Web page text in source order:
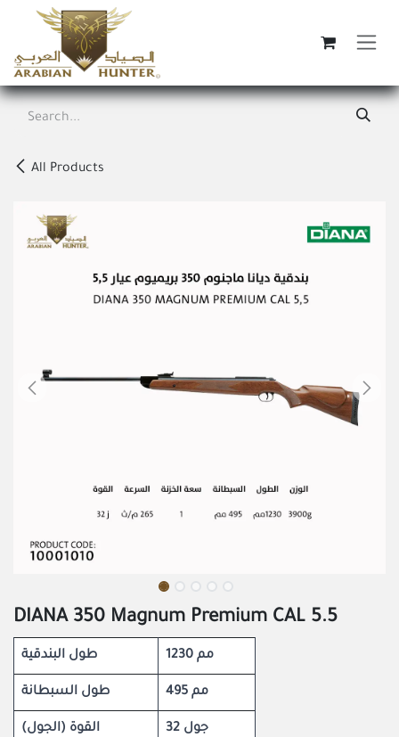
Skip to Content
All Products
DIANA 350 Magnum Premium CAL 5.5
طول البندقية 1230 مم
طول السبطانة 495 مم
القوة (الجول) 32 جول